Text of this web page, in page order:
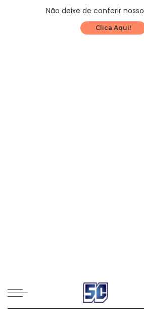
Não deixe de conferir nosso
Clica Aqui!